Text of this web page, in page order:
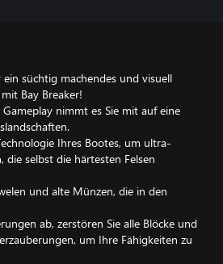
süchtig machendes und visuell
Bay Breaker!
nimmt es Sie mit auf eine
Ihres Bootes, um ultra-
die selbst die härtesten Felsen
und alte Münzen, die in den
ab, zerstören Sie alle Blöcke und
um Ihre Fähigkeiten zu